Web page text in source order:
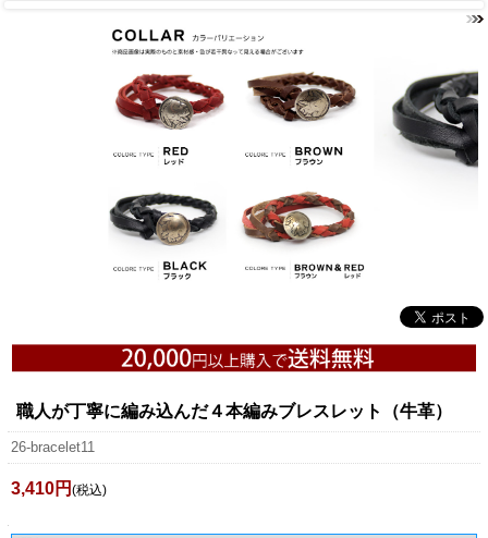
職人が丁寧に編み込んだ４本編みブレスレット（牛革）
26-bracelet11
3,410円 (税込)